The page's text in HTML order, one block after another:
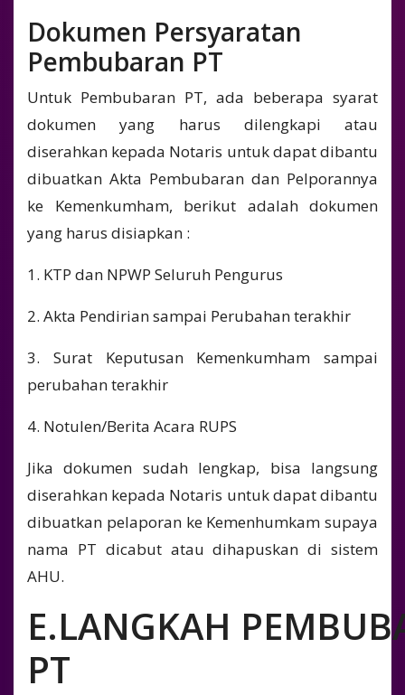
Dokumen Persyaratan
Pembubaran PT
Untuk Pembubaran PT, ada beberapa syarat
dokumen yang harus dilengkapi atau
diserahkan kepada Notaris untuk dapat dibantu
dibuatkan Akta Pembubaran dan Pelporannya
ke Kemenkumham, berikut adalah dokumen
yang harus disiapkan :
1. KTP dan NPWP Seluruh Pengurus
2. Akta Pendirian sampai Perubahan terakhir
3. Surat Keputusan Kemenkumham sampai
perubahan terakhir
4. Notulen/Berita Acara RUPS
Jika dokumen sudah lengkap, bisa langsung
diserahkan kepada Notaris untuk dapat dibantu
dibuatkan pelaporan ke Kemenhumkam supaya
nama PT dicabut atau dihapuskan di sistem
AHU.
E.LANGKAH
PT